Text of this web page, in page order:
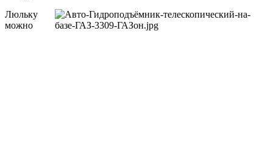
Люльку
можно